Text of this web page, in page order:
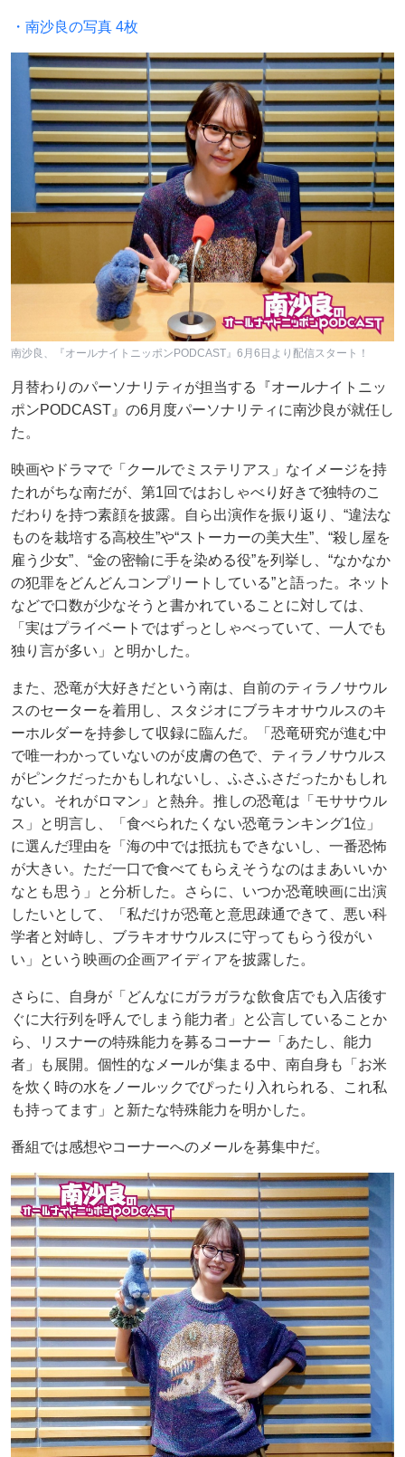
・南沙良の写真 4枚
南沙良、『オールナイトニッポンPODCAST』6月6日より配信スタート！
月替わりのパーソナリティが担当する『オールナイトニッ
ポンPODCAST』の6月度パーソナリティに南沙良が就任し
た。
映画やドラマで「クールでミステリアス」なイメージを持
たれがちな南だが、第1回ではおしゃべり好きで独特のこ
だわりを持つ素顔を披露。自ら出演作を振り返り、“違法な
ものを栽培する高校生”や“ストーカーの美大生”、“殺し屋を
雇う少女”、“金の密輸に手を染める役”を列挙し、“なかなか
の犯罪をどんどんコンプリートしている”と語った。ネット
などで口数が少なそうと書かれていることに対しては、
「実はプライベートではずっとしゃべっていて、一人でも
独り言が多い」と明かした。
また、恐竜が大好きだという南は、自前のティラノサウル
スのセーターを着用し、スタジオにブラキオサウルスのキ
ーホルダーを持参して収録に臨んだ。「恐竜研究が進む中
で唯一わかっていないのが皮膚の色で、ティラノサウルス
がピンクだったかもしれないし、ふさふさだったかもしれ
ない。それがロマン」と熱弁。推しの恐竜は「モササウル
ス」と明言し、「食べられたくない恐竜ランキング1位」
に選んだ理由を「海の中では抵抗もできないし、一番恐怖
が大きい。ただ一口で食べてもらえそうなのはまあいいか
なとも思う」と分析した。さらに、いつか恐竜映画に出演
したいとして、「私だけが恐竜と意思疎通できて、悪い科
学者と対峙し、ブラキオサウルスに守ってもらう役がい
い」という映画の企画アイディアを披露した。
さらに、自身が「どんなにガラガラな飲食店でも入店後す
ぐに大行列を呼んでしまう能力者」と公言していることか
ら、リスナーの特殊能力を募るコーナー「あたし、能力
者」も展開。個性的なメールが集まる中、南自身も「お米
を炊く時の水をノールックでぴったり入れられる、これ私
も持ってます」と新たな特殊能力を明かした。
番組では感想やコーナーへのメールを募集中だ。